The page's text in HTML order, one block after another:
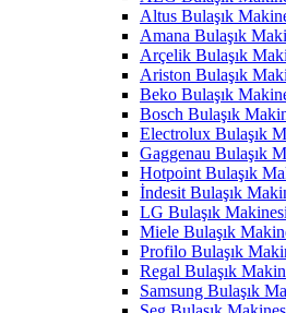
Altus Bulaşık
Amana Bulaşık
Arçelik Bulaşık
Ariston Bulaşık
Beko Bulaşık
Bosch Bulaşık
Electrolux Bulaşık
Gaggenau Bulaşık
Hotpoint Bulaşık
İndesit Bulaşık
LG Bulaşık
Miele Bulaşık
Profilo Bulaşık
Regal Bulaşık
Samsung Bulaşık